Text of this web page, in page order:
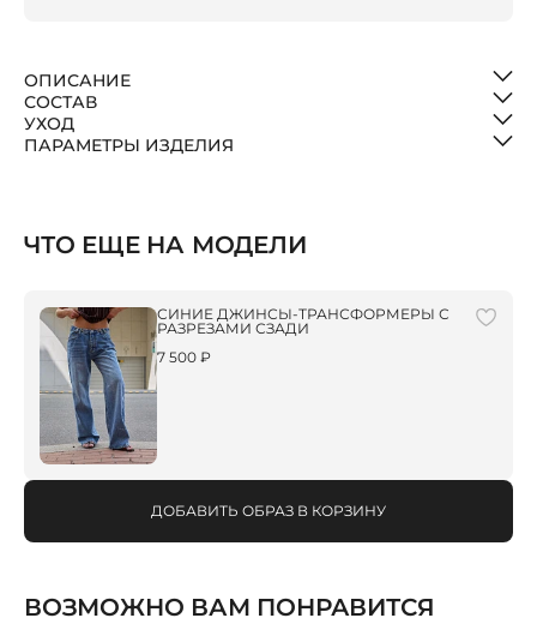
ОПИСАНИЕ
СОСТАВ
УХОД
ПАРАМЕТРЫ ИЗДЕЛИЯ
ЧТО ЕЩЕ НА МОДЕЛИ
СИНИЕ ДЖИНСЫ-ТРАНСФОРМЕРЫ С
РАЗРЕЗАМИ СЗАДИ
7 500 ₽
ДОБАВИТЬ ОБРАЗ В КОРЗИНУ
ВОЗМОЖНО ВАМ ПОНРАВИТСЯ